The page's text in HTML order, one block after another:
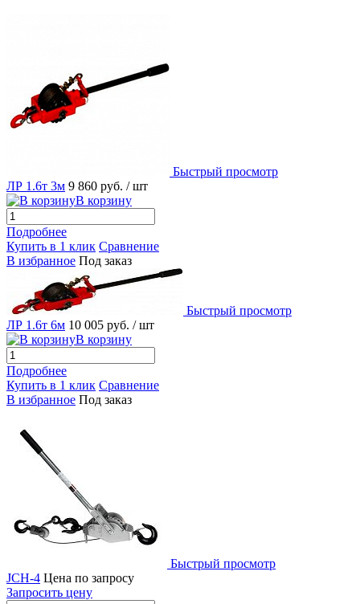
Быстрый просмотр
ЛР 1.6т 3м 9 860 руб. / шт
В корзину
Подробнее
Купить в 1 клик Сравнение
В избранное Под заказ
Быстрый просмотр
ЛР 1.6т 6м 10 005 руб. / шт
В корзину
Подробнее
Купить в 1 клик Сравнение
В избранное Под заказ
Быстрый просмотр
JCH-4 Цена по запросу
Запросить цену